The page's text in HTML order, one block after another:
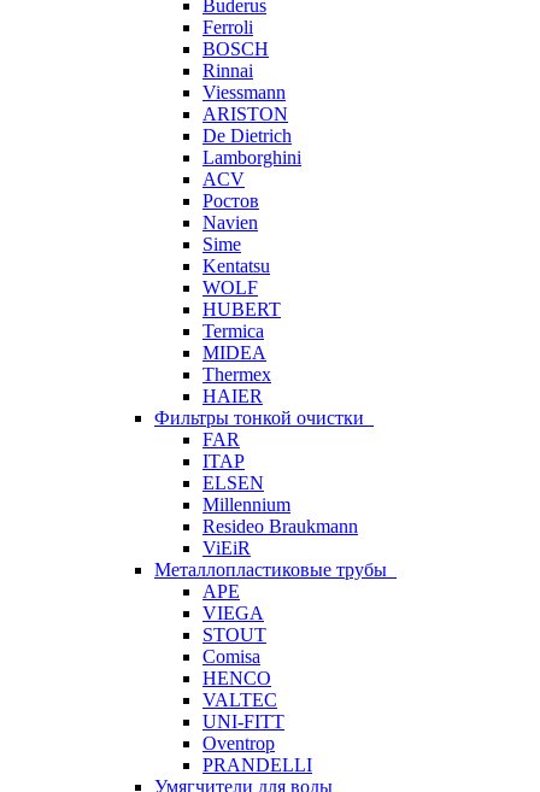
Buderus
Ferroli
BOSCH
Rinnai
Viessmann
ARISTON
De Dietrich
Lamborghini
ACV
Ростов
Navien
Sime
Kentatsu
WOLF
HUBERT
Termica
MIDEA
Thermex
HAIER
Фильтры тонкой очистки
FAR
ITAP
ELSEN
Millennium
Resideo Braukmann
ViEiR
Металлопластиковые трубы
APE
VIEGA
STOUT
Comisa
HENCO
VALTEC
UNI-FITT
Oventrop
PRANDELLI
Умягчители для воды